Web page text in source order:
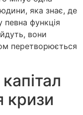
яка знає, де
певна функція
вони
перетворюється
кризи